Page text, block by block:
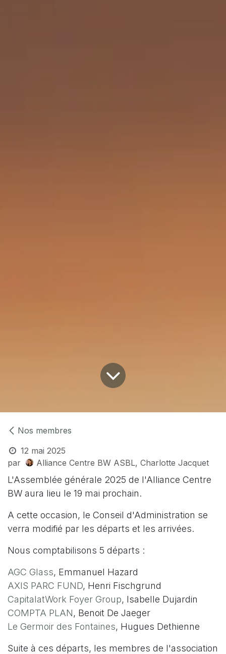
Nos membres
12 mai 2025
par
Alliance Centre BW ASBL, Charlotte Jacquet
L'Assemblée générale 2025 de l'Alliance Centre
BW aura lieu le 19 mai prochain.
A cette occasion, le Conseil d'Administration se
verra modifié par les départs et les arrivées.
Nous comptabilisons 5 départs :
AGC Glass, Emmanuel Hazard
AXIS PARC FUND, Henri Fischgrund
CapitalatWork Foyer Group, Isabelle Dujardin
COMPTA PLAN, Benoit De Jaeger
Le Germoir des Fontaines, Hugues Dethienne
Suite à ces départs, les membres de l'association